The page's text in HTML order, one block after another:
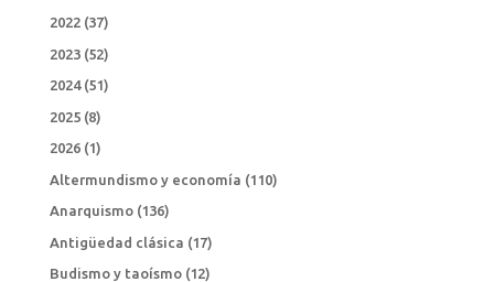
2022(37)
2023(52)
2024(51)
2025(8)
2026(1)
Altermundismo y economía (110)
Anarquismo(136)
Antigüedad clásica (17)
Budismo y taoísmo(12)